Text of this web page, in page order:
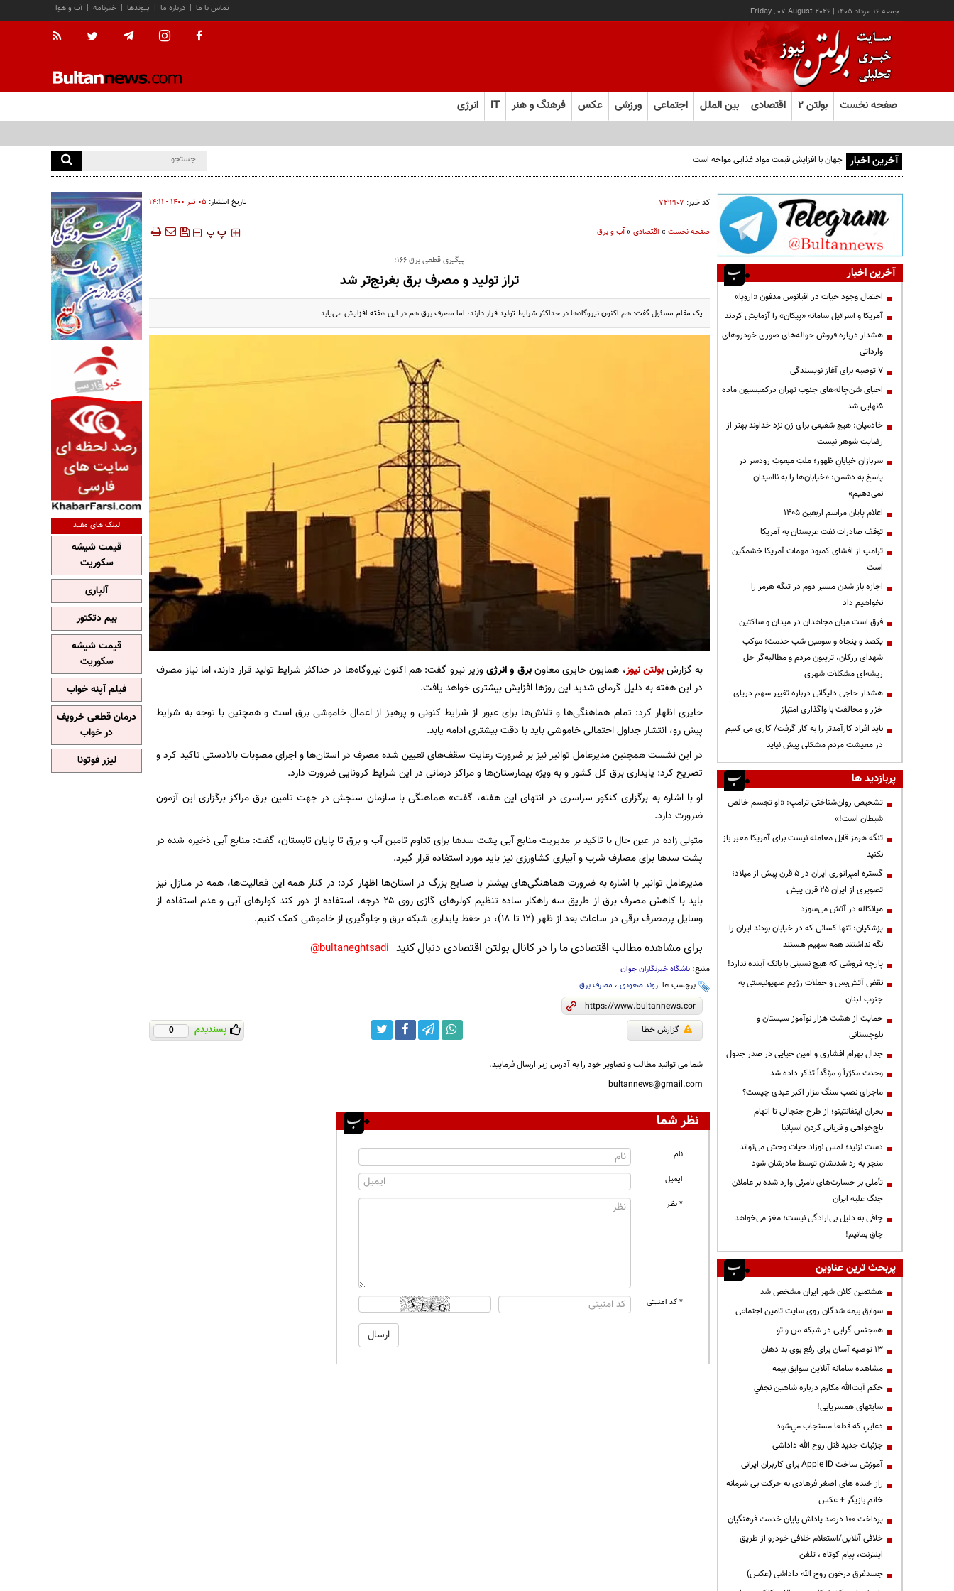
جمعه ۱۶ مرداد ۱۴۰۵ |
Friday , 07 August 2026 آب و هوا | خبرنامه | پیوندها | درباره ما | تماس با ما
صفحه نخست بولتن ۲ اقتصادی بین الملل اجتماعی ورزشی عکس فرهنگ و هنر IT انرژی
آخرین اخبار
کد خبر: ۷۲۹۹۰۷ تاریخ انتشار: ۰۵ تير ۱۴۰۰ - ۱۴:۱۱
صفحه نخست» اقتصادی»آب و برق ‍‍‍ پ پ
پیگیری قطعی برق ۱۶۶؛
تراز تولید و مصرف برق بغرنج‌تر شد
یک مقام مسئول گفت: هم اکنون نیروگاه‌ها در حداکثر شرایط تولید قرار دارند، اما مصرف برق هم در این هفته افزایش می‌یابد.
به گزارشبولتن نیوز، همایون حایری معاونبرق و انرژیوزیر نیرو گفت: هم اکنون نیروگاه‌ها در حداکثر شرایط تولید قرار دارند، اما نیاز مصرف
در این هفته به دلیل گرمای شدید این روز‌ها افزایش بیشتری خواهد یافت.
حایری اظهار کرد: تمام هماهنگی‌ها و تلاش‌ها برای عبور از شرایط کنونی و پرهیز از اعمال خاموشی برق است و همچنین با توجه به شرایط
پیش رو، انتشار جداول احتمالی خاموشی باید با دقت بیشتری ادامه یابد.
در این نشست همچنین مدیرعامل توانیر نیز بر ضرورت رعایت سقف‌های تعیین شده مصرف در استان‌ها و اجرای مصوبات بالادستی تاکید کرد و
تصریح کرد: پایداری برق کل کشور و به ویژه بیمارستان‌ها و مراکز درمانی در این شرایط کرونایی ضرورت دارد.
او با اشاره به برگزاری کنکور سراسری در انتهای این هفته، گفت» هماهنگی با سازمان سنجش در جهت تامین برق مراکز برگزاری این آزمون
ضرورت دارد.
متولی زاده در عین حال با تاکید بر مدیریت منابع آبی پشت سد‌ها برای تداوم تامین آب و برق تا پایان تابستان، گفت: منابع آبی ذخیره شده در
پشت سد‌ها برای مصارف شرب و آبیاری کشاورزی نیز باید مورد استفاده قرار گیرد.
مدیرعامل توانیر با اشاره به ضرورت هماهنگی‌های بیشتر با صنایع بزرگ در استان‌ها اظهار کرد: در کنار همه این فعالیت‌ها، همه در منازل نیز
باید با کاهش مصرف برق از طریق سه راهکار ساده تنظیم کولر‌های گازی روی ۲۵ درجه، استفاده از دور کند کولر‌های آبی و عدم استفاده از
وسایل پرمصرف برقی در ساعات بعد از ظهر (۱۲ تا ۱۸)، در حفظ پایداری شبکه برق و جلوگیری از خاموشی کمک کنیم.
برای مشاهده مطالب اقتصادی ما را در کانال بولتن اقتصادی دنبال کنید bultaneghtsadi@
منبع: باشگاه خبرنگاران جوان
برچسب ها: روند صعودی، مصرف برق
گزارش خطا پسندیدم 0
شما می توانید مطالب و تصاویر خود را به آدرس زیر ارسال فرمایید.
bultannews@gmail.com
نظر شما
نام
ایمیل
* نظر
* کد امنیتی
آخرین اخبار
احتمال وجود حیات در اقیانوس مدفون «اروپا»
آمریکا و اسرائیل سامانه «پیکان» را آزمایش کردند
هشدار درباره فروش حواله‌های صوری خودروهای
وارداتی
۷ توصیه برای آغاز نویسندگی
احیای شن‌چاله‌های جنوب تهران درکمیسیون ماده
۵نهایی شد
خادمیان: هیچ شفیعی برای زن نزد خداوند بهتر از
رضایت شوهر نیست
سربازانِ خیابانِ ظهور؛ ملتِ مبعوثِ رودسر در
پاسخ به دشمن: «خیابان‌ها را به ناامیدان
نمی‌دهیم»
اعلام پایان مراسم اربعین ۱۴۰۵
توقف صادرات نفت عربستان به آمریکا
ترامپ از افشای کمبود مهمات آمریکا خشمگین
است
اجازه باز شدن مسیر دوم در تنگه هرمز را
نخواهیم داد
فرق است میان مجاهدان در میدان و ساکتین
یکصد و پنجاه و سومین شب خدمت؛ موکب
شهدای رزکان، تریبون مردم و مطالبه‌گر حل
ریشه‌ای مشکلات شهری
هشدار حاجی دلیگانی درباره تغییر سهم دریای
خزر و مخالفت با واگذاری امتیاز
باید افراد کارآمدتر را به کار گرفت/ کاری می کنیم
در معیشت مردم مشکلی پیش نیاید
پربازدید ها
تشخیص روان‌شناختی ترامپ: «او تجسم خالص
شیطان است!»
تنگه هرمز قابل معامله نیست برای آمریکا معبر باز
نکنید
گستره امپراتوری ایران در ۵ قرن پیش از میلاد؛
تصویری از ایران ۲۵ قرن پیش
میانکاله در آتش می‌سوزد
پزشکیان: تنها کسانی که در خیابان بودند ایران را
نگه نداشتند همه سهیم هستند
پارچه فروشی که هیچ نسبتی با بانک آینده ندارد!
نقض آتش‌بس و حملات رژیم صهیونیستی به
جنوب لبنان
حمایت از هشت هزار نوآموز سیستان و
بلوچستانی
جدال بهرام افشاری و امین حیایی در صدر جدول
وحدت مکرّراً و مؤکّداً تذکر داده شد
ماجرای نصب سنگ مزار اکبر عبدی چیست؟
بحران اینفانتینو؛ از طرح جنجالی تا اتهام
باج‌خواهی و قربانی کردن اسپانیا
دست نزنید؛ لمس نوزاد حیات وحش می‌تواند
منجر به رد شدنشان توسط مادرشان شود
تأملی بر خسارت‌های نامرئی وارد شده بر عاملان
جنگ علیه ایران
چاقی به دلیل بی‌ارادگی نیست؛ مغز می‌خواهد
چاق بمانیم!
پربحث ترین عناوین
هشتمین کلان شهر ایران مشخص شد
سوابق بیمه شدگان روی سایت تامین اجتماعی
همجنس گرایی در شبکه من و تو
13 توصیه آسان برای رفع بوی بد دهان
مشاهده سامانه آنلاين سوابق بیمه
حكم آيت‌الله مكارم درباره شاهين نجفي
سایتهای همسریابی!
دعايي كه قطعا مستجاب مي‌شود
جزئیات جدید قتل روح الله داداشی
آموزش ساخت Apple ID برای کاربران ایرانی
راز خنده های اصغر فرهادی به حرکت بی شرمانه
خانم بازیگر + عکس
پرداخت ۱۰۰ درصد پاداش پایان خدمت فرهنگیان
خلافی آنلاین/استعلام خلافی خودرو از طریق
اینترنت، پیام کوتاه ، تلفن
جسدغرق درخون روح الله داداشی (عکس)
لینک های مفید
قیمت شیشه
سکوریت
آلپاری
بیم دتکتور
قیمت شیشه
سکوریت
فیلم آپنه خواب
درمان قطعی خروپف
در خواب
لیزر فوتونا